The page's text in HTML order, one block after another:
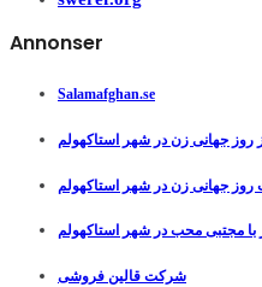
Annonser
Salamafghan.se
روز جهانی زن در شهر استاکهولم
جهانی زن در شهر استاکهولم
مجتبی محب در شهر استاکهولم
شرکت قالین فروشی